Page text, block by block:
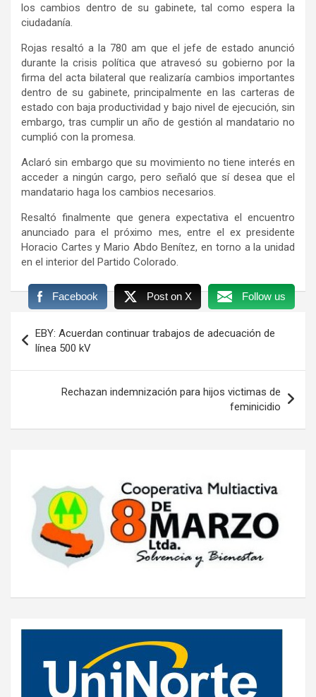
los cambios dentro de su gabinete, tal como espera la
ciudadanía.
Rojas resaltó a la 780 am que el jefe de estado anunció
durante la crisis política que atravesó su gobierno por la
firma del acta bilateral que realizaría cambios importantes
dentro de su gabinete, principalmente en las carteras de
estado con baja productividad y bajo nivel de ejecución, sin
embargo, tras cumplir un año de gestión al mandatario no
cumplió con la promesa.
Aclaró sin embargo que su movimiento no tiene interés en
acceder a ningún cargo, pero señaló que sí desea que el
mandatario haga los cambios necesarios.
Resaltó finalmente que genera expectativa el encuentro
anunciado para el próximo mes, entre el ex presidente
Horacio Cartes y Mario Abdo Benítez, en torno a la unidad
en el interior del Partido Colorado.
Facebook Post on X Follow us
de
entradas
EBY: Acuerdan continuar trabajos de adecuación de
línea 500 kV
Rechazan indemnización para hijos victimas de
feminicidio